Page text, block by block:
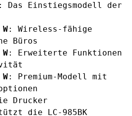
: Das Einstiegsmodell der
: Wireless-fähige
Büros
: Erweiterte Funktionen
: Premium-Modell mit
Drucker
die LC-985BK